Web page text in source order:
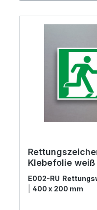
Klebefolie weiß
E002-RU
400 x 200 mm